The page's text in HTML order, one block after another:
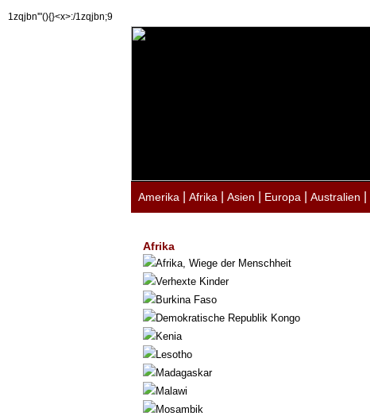
1zqjbn'"(){}<x>:/1zqjbn;9
Amerika Afrika Asien Europa Australien
Afrika
Afrika, Wiege der Menschheit
Verhexte Kinder
Burkina Faso
Demokratische Republik Kongo
Kenia
Lesotho
Madagaskar
Malawi
Mosambik